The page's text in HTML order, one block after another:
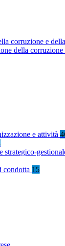
corruzione e
della
e attività
strategico-
condotta 15